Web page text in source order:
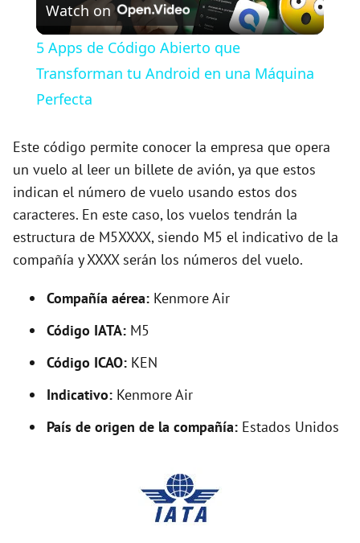
l
a
V
i
d
Watch on
5 Apps de Código Abierto que
Transforman tu Android en una Máquina
Perfecta
Este código permite conocer la empresa que opera
un vuelo al leer un billete de avión, ya que estos
indican el número de vuelo usando estos dos
caracteres. En este caso, los vuelos tendrán la
estructura de M5XXXX, siendo M5 el indicativo de la
compañía y XXXX serán los números del vuelo.
Compañía aérea: Kenmore Air
Código IATA: M5
Código ICAO: KEN
Indicativo: Kenmore Air
País de origen de la compañía: Estados Unidos